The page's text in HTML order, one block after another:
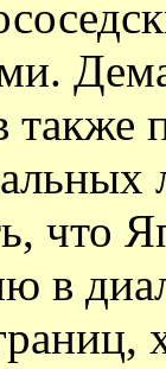
что
в